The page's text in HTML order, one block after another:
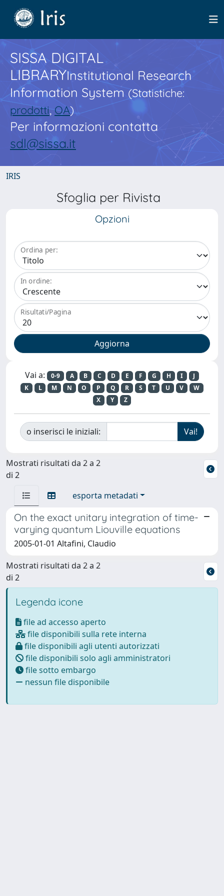
SISSA DIGITAL
LIBRARYInstitutional Research
Information System(Statistiche:
prodotti,OA)
Per informazioni contatta
sdl@sissa.it
IRIS
Sfoglia per Rivista
Opzioni
Ordina per:
In ordine:
Risultati/Pagina
Vai a: 0-9 A B C D E F G H I
J
K
L M N O P Q R S T U V
W
X
Y Z
o inserisci le iniziali:
Mostrati risultati da 2 a 2
di 2
esporta metadati
On the exact unitary integration of time-
varying quantum Liouville equations
2005-01-01 Altafini, Claudio
Mostrati risultati da 2 a 2
di 2
Legenda icone
file ad accesso aperto
file disponibili sulla rete interna
file disponibili agli utenti autorizzati
file disponibili solo agli amministratori
file sotto embargo
nessun file disponibile